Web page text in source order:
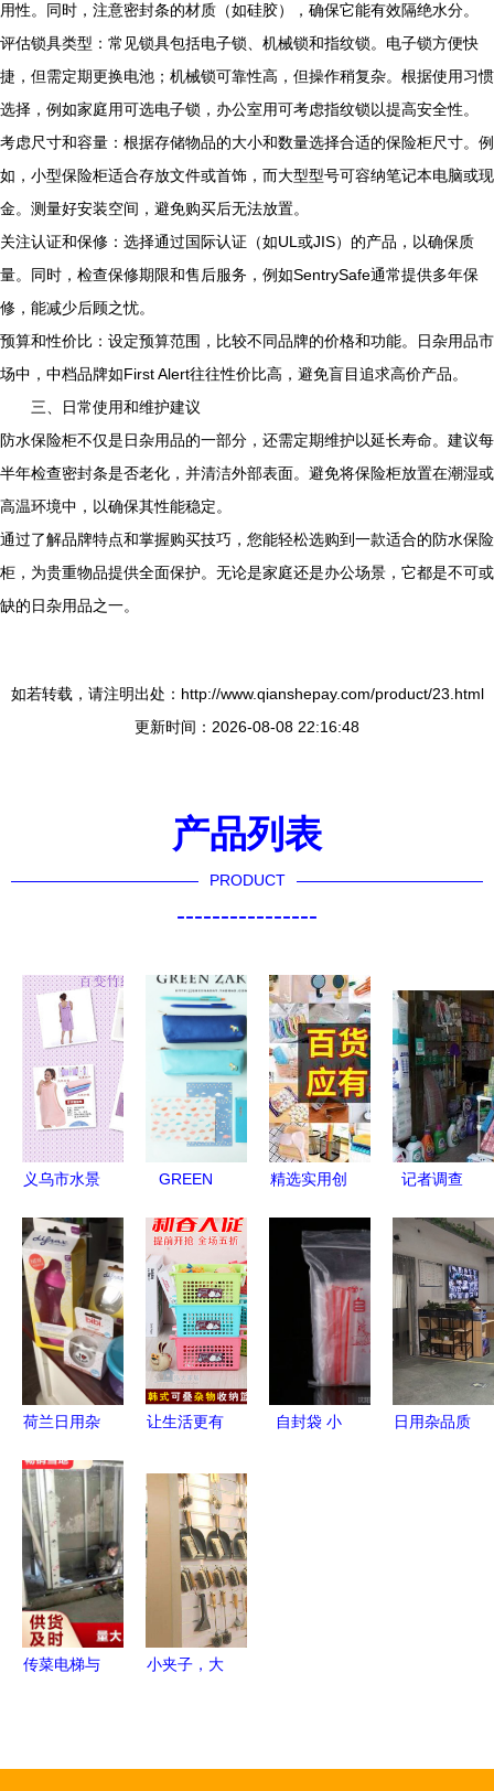
用性。同时，注意密封条的材质（如硅胶），确保它能有效隔绝水分。
评估锁具类型：常见锁具包括电子锁、机械锁和指纹锁。电子锁方便快
捷，但需定期更换电池；机械锁可靠性高，但操作稍复杂。根据使用习惯
选择，例如家庭用可选电子锁，办公室用可考虑指纹锁以提高安全性。
考虑尺寸和容量：根据存储物品的大小和数量选择合适的保险柜尺寸。例
如，小型保险柜适合存放文件或首饰，而大型型号可容纳笔记本电脑或现
金。测量好安装空间，避免购买后无法放置。
关注认证和保修：选择通过国际认证（如UL或JIS）的产品，以确保质
量。同时，检查保修期限和售后服务，例如SentrySafe通常提供多年保
修，能减少后顾之忧。
预算和性价比：设定预算范围，比较不同品牌的价格和功能。日杂用品市
场中，中档品牌如First Alert往往性价比高，避免盲目追求高价产品。
三、日常使用和维护建议
防水保险柜不仅是日杂用品的一部分，还需定期维护以延长寿命。建议每
半年检查密封条是否老化，并清洁外部表面。避免将保险柜放置在潮湿或
高温环境中，以确保其性能稳定。
通过了解品牌特点和掌握购买技巧，您能轻松选购到一款适合的防水保险
柜，为贵重物品提供全面保护。无论是家庭还是办公场景，它都是不可或
缺的日杂用品之一。
如若转载，请注明出处：http://www.qianshepay.com/product/23.html
更新时间：2026-08-08 22:16:48
产品列表
PRODUCT
----------------
义乌市水景
专注高品质
汽车后备箱
收纳袋与置
物盒
GREEN
果色木马
PU皮笔袋
为你的书桌
注入一抹童
话与秩序
精选实用创
兼具格调与
性价比的办
公日用杂品
记者调查
现“套牌蝇
香”，日用
小商品市场
乱象引担忧
荷兰日用杂
徐州妈妈们
的日常生活
更添一份欧
式简约与安
心
让生活更有
式可叠式收
纳篮，三个
起包邮，轻
松打造整洁
家居
自封袋 小
日用杂品质
传菜电梯与
小夹子，大